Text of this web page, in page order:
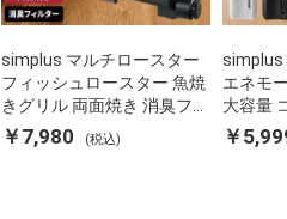
simplus マルチロースター
フィッシュロースター 魚焼
きグリル 両面焼き 消臭フィ
ルター 焼き魚 両面ヒーター
タイマー付き SP-FRS01 マ
￥7,980 (税込)
simplus
エネモ
大容量
ット ポ
焚き防
￥